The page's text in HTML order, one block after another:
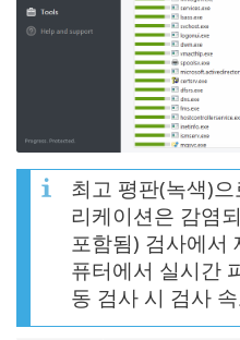
최고 평판(녹색)
리케이션은 감염
포함됨) 검사에서
퓨터에서 실시간
동 검사 시 검사